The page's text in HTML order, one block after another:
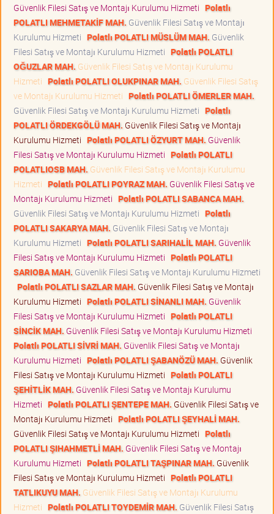
Güvenlik Filesi Satış ve Montajı Kurulumu Hizmeti Polatlı
POLATLI MEHMETAKİF MAH. Güvenlik Filesi Satış ve Montajı
Kurulumu Hizmeti Polatlı POLATLI MÜSLÜM MAH. Güvenlik
Filesi Satış ve Montajı Kurulumu Hizmeti Polatlı POLATLI
OĞUZLAR MAH. Güvenlik Filesi Satış ve Montajı Kurulumu
Hizmeti Polatlı POLATLI OLUKPINAR MAH. Güvenlik Filesi Satış
ve Montajı Kurulumu Hizmeti Polatlı POLATLI ÖMERLER MAH.
Güvenlik Filesi Satış ve Montajı Kurulumu Hizmeti Polatlı
POLATLI ÖRDEKGÖLÜ MAH. Güvenlik Filesi Satış ve Montajı
Kurulumu Hizmeti Polatlı POLATLI ÖZYURT MAH. Güvenlik
Filesi Satış ve Montajı Kurulumu Hizmeti Polatlı POLATLI
POLATLIOSB MAH. Güvenlik Filesi Satış ve Montajı Kurulumu
Hizmeti Polatlı POLATLI POYRAZ MAH. Güvenlik Filesi Satış ve
Montajı Kurulumu Hizmeti Polatlı POLATLI SABANCA MAH.
Güvenlik Filesi Satış ve Montajı Kurulumu Hizmeti Polatlı
POLATLI SAKARYA MAH. Güvenlik Filesi Satış ve Montajı
Kurulumu Hizmeti Polatlı POLATLI SARIHALİL MAH. Güvenlik
Filesi Satış ve Montajı Kurulumu Hizmeti Polatlı POLATLI
SARIOBA MAH. Güvenlik Filesi Satış ve Montajı Kurulumu Hizmeti
Polatlı POLATLI SAZLAR MAH. Güvenlik Filesi Satış ve Montajı
Kurulumu Hizmeti Polatlı POLATLI SİNANLI MAH. Güvenlik
Filesi Satış ve Montajı Kurulumu Hizmeti Polatlı POLATLI
SİNCİK MAH. Güvenlik Filesi Satış ve Montajı Kurulumu Hizmeti
Polatlı POLATLI SİVRİ MAH. Güvenlik Filesi Satış ve Montajı
Kurulumu Hizmeti Polatlı POLATLI ŞABANÖZÜ MAH. Güvenlik
Filesi Satış ve Montajı Kurulumu Hizmeti Polatlı POLATLI
ŞEHİTLİK MAH. Güvenlik Filesi Satış ve Montajı Kurulumu
Hizmeti Polatlı POLATLI ŞENTEPE MAH. Güvenlik Filesi Satış ve
Montajı Kurulumu Hizmeti Polatlı POLATLI ŞEYHALİ MAH.
Güvenlik Filesi Satış ve Montajı Kurulumu Hizmeti Polatlı
POLATLI ŞIHAHMETLİ MAH. Güvenlik Filesi Satış ve Montajı
Kurulumu Hizmeti Polatlı POLATLI TAŞPINAR MAH. Güvenlik
Filesi Satış ve Montajı Kurulumu Hizmeti Polatlı POLATLI
TATLIKUYU MAH. Güvenlik Filesi Satış ve Montajı Kurulumu
Hizmeti Polatlı POLATLI TOYDEMİR MAH. Güvenlik Filesi Satış